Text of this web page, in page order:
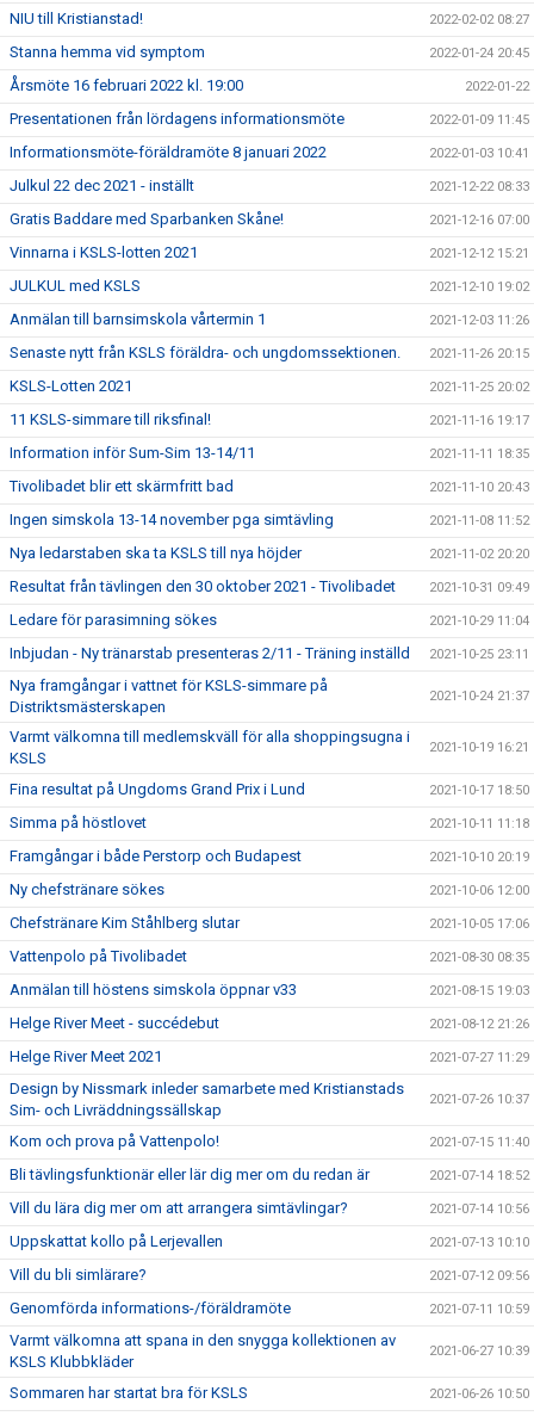
NIU till Kristianstad! 2022-02-02 08:27
Stanna hemma vid symptom 2022-01-24 20:45
Årsmöte 16 februari 2022 kl. 19:00 2022-01-22
Presentationen från lördagens informationsmöte 2022-01-09 11:45
Informationsmöte-föräldramöte 8 januari 2022 2022-01-03 10:41
Julkul 22 dec 2021 - inställt 2021-12-22 08:33
Gratis Baddare med Sparbanken Skåne! 2021-12-16 07:00
Vinnarna i KSLS-lotten 2021 2021-12-12 15:21
JULKUL med KSLS 2021-12-10 19:02
Anmälan till barnsimskola vårtermin 1 2021-12-03 11:26
Senaste nytt från KSLS föräldra- och ungdomssektionen. 2021-11-26 20:15
KSLS-Lotten 2021 2021-11-25 20:02
11 KSLS-simmare till riksfinal! 2021-11-16 19:17
Information inför Sum-Sim 13-14/11 2021-11-11 18:35
Tivolibadet blir ett skärmfritt bad 2021-11-10 20:43
Ingen simskola 13-14 november pga simtävling 2021-11-08 11:52
Nya ledarstaben ska ta KSLS till nya höjder 2021-11-02 20:20
Resultat från tävlingen den 30 oktober 2021 - Tivolibadet 2021-10-31 09:49
Ledare för parasimning sökes 2021-10-29 11:04
Inbjudan - Ny tränarstab presenteras 2/11 - Träning inställd 2021-10-25 23:11
Nya framgångar i vattnet för KSLS-simmare på
Distriktsmästerskapen
2021-10-24 21:37
Varmt välkomna till medlemskväll för alla shoppingsugna i
KSLS
2021-10-19 16:21
Fina resultat på Ungdoms Grand Prix i Lund 2021-10-17 18:50
Simma på höstlovet 2021-10-11 11:18
Framgångar i både Perstorp och Budapest 2021-10-10 20:19
Ny chefstränare sökes 2021-10-06 12:00
Chefstränare Kim Ståhlberg slutar 2021-10-05 17:06
Vattenpolo på Tivolibadet 2021-08-30 08:35
Anmälan till höstens simskola öppnar v33 2021-08-15 19:03
Helge River Meet - succédebut 2021-08-12 21:26
Helge River Meet 2021 2021-07-27 11:29
Design by Nissmark inleder samarbete med Kristianstads
Sim- och Livräddningssällskap
2021-07-26 10:37
Kom och prova på Vattenpolo! 2021-07-15 11:40
Bli tävlingsfunktionär eller lär dig mer om du redan är 2021-07-14 18:52
Vill du lära dig mer om att arrangera simtävlingar? 2021-07-14 10:56
Uppskattat kollo på Lerjevallen 2021-07-13 10:10
Vill du bli simlärare? 2021-07-12 09:56
Genomförda informations-/föräldramöte 2021-07-11 10:59
Varmt välkomna att spana in den snygga kollektionen av
KSLS Klubbkläder
2021-06-27 10:39
Sommaren har startat bra för KSLS 2021-06-26 10:50